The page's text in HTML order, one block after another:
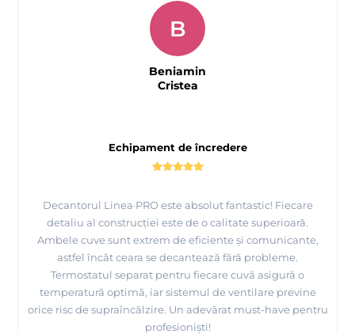
Echipament de încredere
Decantorul Linea·PRO este absolut fantastic! Fiecare
detaliu al construcției este de o calitate superioară.
Ambele cuve sunt extrem de eficiente și comunicante,
astfel încât ceara se decantează fără probleme.
Termostatul separat pentru fiecare cuvă asigură o
temperatură optimă, iar sistemul de ventilare previne
orice risc de supraîncălzire. Un adevărat must-have pentru
profesioniști!
B
Beniamin
Cristea